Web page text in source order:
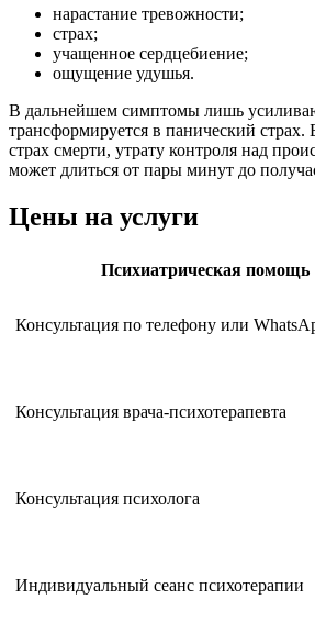
нарастание тревожности;
страх;
учащенное сердцебиение;
ощущение удушья.
В дальнейшем симптомы лишь
трансформируется в панический
страх смерти, утрату контроля над
может длиться от пары минут до
Цены на услуги
Психиатрическая помощь
Консультация по телефону или
Консультация врача-психотерапевта
Консультация психолога
Индивидуальный сеанс психотерапии